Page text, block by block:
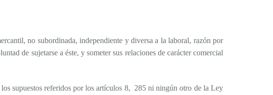
no subordinada, independiente y diversa a la laboral, razón por
de sujetarse a éste, y someter sus relaciones de carácter comercial
supuestos referidos por los artículos 8, 285 ni ningún otro de la Ley